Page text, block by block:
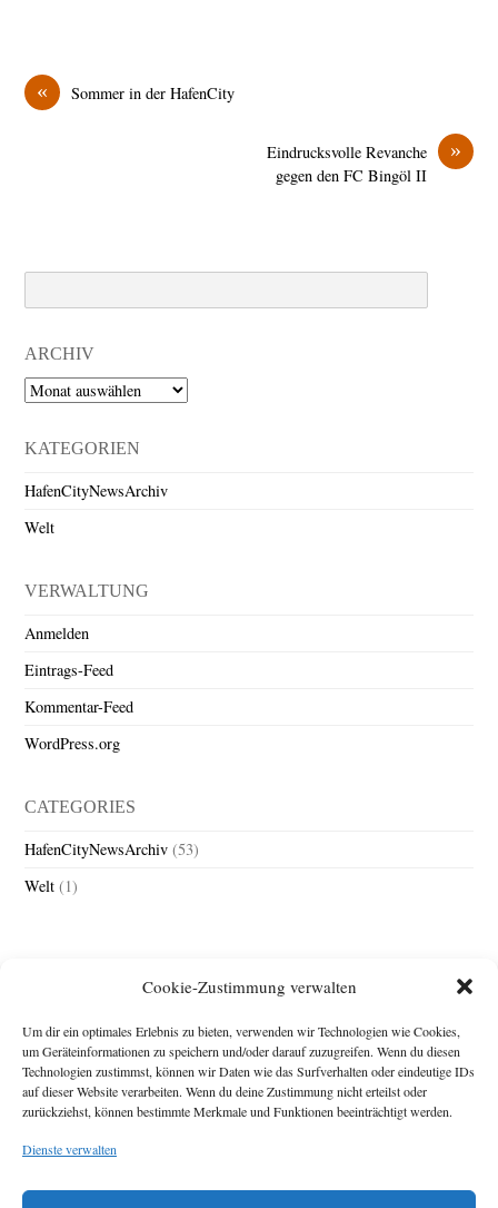
Cookie-Zustimmung verwalten
Um dir ein optimales Erlebnis zu bieten, verwenden wir Technologien wie Cookies,
um Geräteinformationen zu speichern und/oder darauf zuzugreifen. Wenn du diesen
Technologien zustimmst, können wir Daten wie das Surfverhalten oder eindeutige IDs
auf dieser Website verarbeiten. Wenn du deine Zustimmung nicht erteilst oder
zurückziehst, können bestimmte Merkmale und Funktionen beeinträchtigt werden.
Dienste verwalten
« Sommer in der HafenCity
»
Eindrucksvolle Revanche
gegen den FC Bingöl II
ARCHIV
Archiv
KATEGORIEN
HafenCityNewsArchiv
Welt
VERWALTUNG
Anmelden
Eintrags-Feed
Kommentar-Feed
WordPress.org
CATEGORIES
HafenCityNewsArchiv (53)
Welt (1)
Impressum
Michael Baden,
Diese Webseite stellt